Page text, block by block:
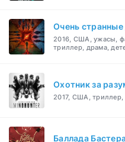
Очень странные
2016, США, ужасы,
триллер, драма,
Охотник за
2017, США, триллер,
Баллада